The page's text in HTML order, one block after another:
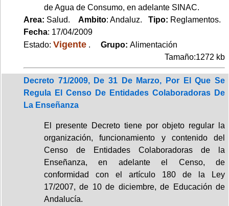
de Agua de Consumo, en adelante SINAC.
Area: Salud. Ambito: Andaluz. Tipo: Reglamentos.
Fecha: 17/04/2009
Estado: Vigente . Grupo: Alimentación
Tamaño:1272 kb
Decreto 71/2009, De 31 De Marzo, Por El Que Se
Regula El Censo De Entidades Colaboradoras De
La Enseñanza
El presente Decreto tiene por objeto regular la
organización, funcionamiento y contenido del
Censo de Entidades Colaboradoras de la
Enseñanza, en adelante el Censo, de
conformidad con el artículo 180 de la Ley
17/2007, de 10 de diciembre, de Educación de
Andalucía.